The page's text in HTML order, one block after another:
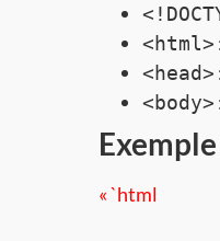
<html>
<head>
<body>
« `html